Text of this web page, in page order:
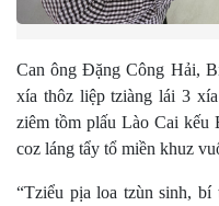
Can ông Đặng Công Hải,
xía thôz liệp tziàng lái 3
ziêm tồm plấu Lào Cai kếu
coz láng tẩy tổ miền khuz
“Tziểu pịa loa tzùn sinh,